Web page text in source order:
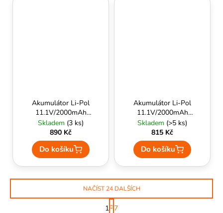
Akumulátor Li-Pol
11.1V/2000mAh
(15/30C) [V-Typ] -
Specna Arms
Energy
Skladem (3 ks)
890 Kč
Do košíku
Akumulátor Li-Pol
11.1V/2000mAh
Nano-Tech (15-25C)
- TURNIGY
Skladem (>5 ks)
815 Kč
Do košíku
NAČÍST 24 DALŠÍCH
S
1 7